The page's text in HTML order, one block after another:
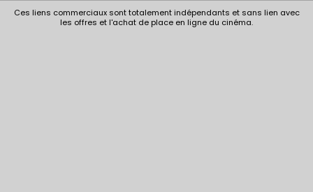
Ces liens commerciaux sont totalement indépendants et sans lien avec
les offres et l'achat de place en ligne du cinéma.